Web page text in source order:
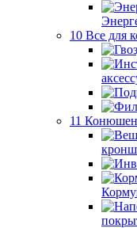
10 Все для
11